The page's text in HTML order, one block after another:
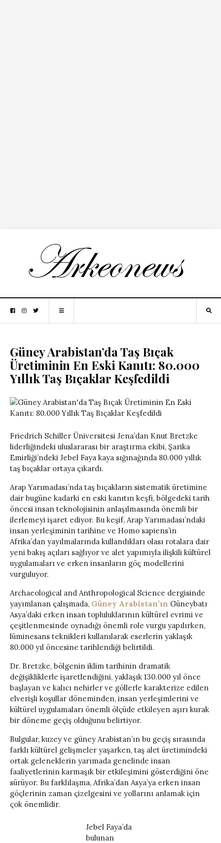
Güney Arabistan’da Taş Bıçak
Üretiminin En Eski Kanıtı: 80.000
Yıllık Taş Bıçaklar Keşfedildi
Friedrich Schiller Üniversitesi Jena’dan Knut Bretzke
liderliğindeki uluslararası bir araştırma ekibi, Şarika
Emirliği’ndeki Jebel Faya kaya sığınağında 80.000 yıllık
taş bıçaklar ortaya çıkardı.
Arap Yarımadası’nda taş bıçakların sistematik üretimine
dair bugüne kadarki en eski kanıtın keşfi, bölgedeki tarih
öncesi insan teknolojisinin anlaşılmasında önemli bir
ilerlemeyi işaret ediyor. Bu keşif, Arap Yarımadası’ndaki
insan yerleşiminin tarihine ve Homo sapiens’in
Afrika’dan yayılmalarında kullandıkları olası rotalara dair
yeni bakış açıları sağlıyor ve alet yapımıyla ilişkili kültürel
uygulamaları ve erken insanların göç modellerini
vurguluyor.
Archaeological and Anthropological Science dergisinde
yayımlanan çalışmada, Güney Arabistan’ın Güneybatı
Asya’daki erken insan topluluklarının kültürel evrimi ve
çeşitlenmesinde oynadığı önemli role vurgu yapılırken,
lüminesans teknikleri kullanılarak eserlerin yaklaşık
80.000 yıl öncesine tarihlendiği belirtildi.
Dr. Bretzke, bölgenin iklim tarihinin dramatik
değişikliklerle işaretlendiğini, yaklaşık 130.000 yıl önce
başlayan ve kalıcı nehirler ve göllerle karakterize edilen
elverişli koşullar döneminden, insan yerleşimlerini ve
kültürel uygulamaları önemli ölçüde etkileyen aşırı kurak
bir döneme geçiş olduğunu belirtiyor.
Bulgular, kuzey ve güney Arabistan’ın bu geçiş sırasında
farklı kültürel gelişmeler yaşarken, taş alet üretimindeki
ortak geleneklerin yarımada genelinde insan
faaliyetlerinin karmaşık bir etkileşimini gösterdiğini öne
sürüyor. Bu farklılaşma, Afrika’dan Asya’ya erken insan
göçlerinin zaman çizelgesini ve yollarını anlamak için
çok önemlidir.
Jebel Faya’da
bulunan